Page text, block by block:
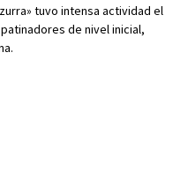
tuvo intensa actividad el
de nivel inicial,